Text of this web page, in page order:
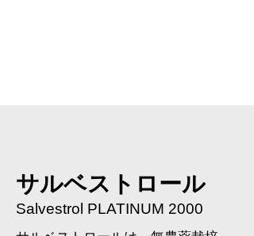
​サルベストロール
Salvestrol PLATINUM 2000